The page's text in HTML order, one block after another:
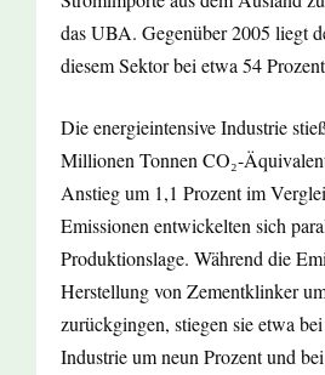
das UBA. Gegenüber 2005 liegt
diesem Sektor bei etwa 54
Die energieintensive Industrie
Millionen Tonnen CO₂-
Anstieg um 1,1 Prozent im
Emissionen entwickelten sich
Produktionslage. Während die
Herstellung von Zementklinker
zurückgingen, stiegen sie etwa
Industrie um neun Prozent und